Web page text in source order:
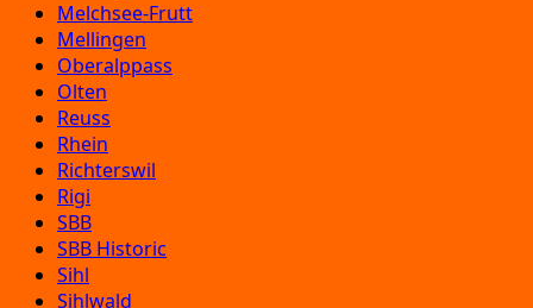
Melchsee-Frutt
Mellingen
Oberalppass
Olten
Reuss
Rhein
Richterswil
Rigi
SBB
SBB Historic
Sihl
Sihlwald